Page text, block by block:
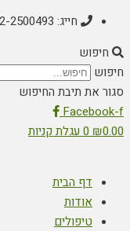
חייג: 072-2500493
חיפוש
חיפוש
סגור את תיבת החיפוש
Facebook-f
₪0.00
0 עגלת קניות
דף הבית
אודות
טיפולים